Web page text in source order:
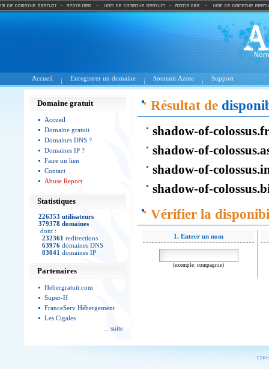
Accueil Enregistrer un domaine Soutenir Azote Support
Domaine gratuit
Accueil
Domaine gratuit
Domaines DNS ?
Domaines IP ?
Faire un lien
Contact
Abuse Report
Statistiques
226353 utilisateurs
379378 domaines
dont :
232361 redirections
63976 domaines DNS
83041 domaines IP
Partenaires
Hebergratuit.com
Super-H
FranceServ Hébergement
Les Cigales
... suite
Résultat de
shadow-of-
shadow-of-
shadow-of-
shadow-of-
Vérifier la
1. Entrer un nom
(exemple: compagnie)